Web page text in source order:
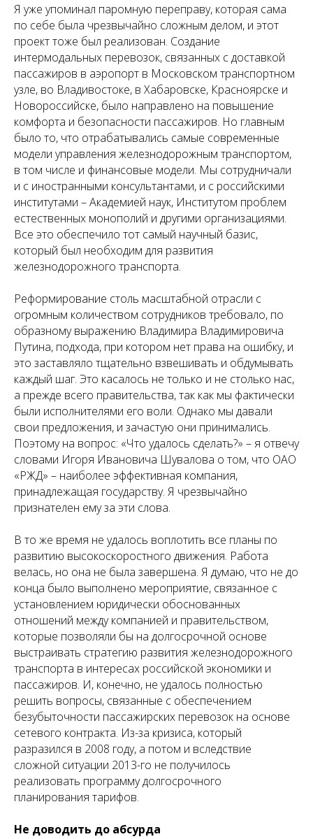
Я уже упоминал паромную переправу, которая сама
по себе была чрезвычайно сложным делом, и этот
проект тоже был реализован. Создание
интермодальных перевозок, связанных с доставкой
пассажиров в аэропорт в Московском транспортном
узле, во Владивостоке, в Хабаровске, Красноярске и
Новороссийске, было направлено на повышение
комфорта и безопасности пассажиров. Но главным
было то, что отрабатывались самые современные
модели управления железнодорожным транспортом,
в том числе и финансовые модели. Мы сотрудничали
и с иностранными консультантами, и с российскими
институтами – Академией наук, Институтом проблем
естественных монополий и другими организациями.
Все это обеспечило тот самый научный базис,
который был необходим для развития
железнодорожного транспорта.
Реформирование столь масштабной отрасли с
огромным количеством сотрудников требовало, по
образному выражению Владимира Владимировича
Путина, подхода, при котором нет права на ошибку, и
это заставляло тщательно взвешивать и обдумывать
каждый шаг. Это касалось не только и не столько нас,
а прежде всего правительства, так как мы фактически
были исполнителями его воли. Однако мы давали
свои предложения, и зачастую они принимались.
Поэтому на вопрос: «Что удалось сделать?» – я отвечу
словами Игоря Ивановича Шувалова о том, что ОАО
«РЖД» – наиболее эффективная компания,
принадлежащая государству. Я чрезвычайно
признателен ему за эти слова.
В то же время не удалось воплотить все планы по
развитию высокоскоростного движения. Работа
велась, но она не была завершена. Я думаю, что не до
конца было выполнено мероприятие, связанное с
установлением юридически обоснованных
отношений между компанией и правительством,
которые позволяли бы на долгосрочной основе
выстраивать стратегию развития железнодорожного
транспорта в интересах российской экономики и
пассажиров. И, конечно, не удалось полностью
решить вопросы, связанные с обеспечением
безубыточности пассажирских перевозок на основе
сетевого контракта. Из-за кризиса, который
разразился в 2008 году, а потом и вследствие
сложной ситуации 2013-го не получилось
реализовать программу долгосрочного
планирования тарифов.
Не доводить до абсурда